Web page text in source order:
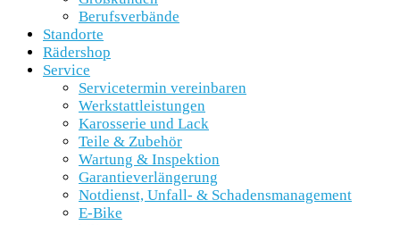
Berufsverbände
Standorte
Rädershop
Service
Servicetermin vereinbaren
Werkstattleistungen
Karosserie und Lack
Teile & Zubehör
Wartung & Inspektion
Garantieverlängerung
Notdienst, Unfall- & Schadensmanagement
E-Bike